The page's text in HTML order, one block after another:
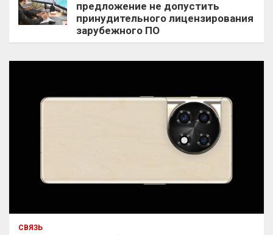
предложение не допустить
принудительного лицензирования
зарубежного ПО
СВЯЗЬ